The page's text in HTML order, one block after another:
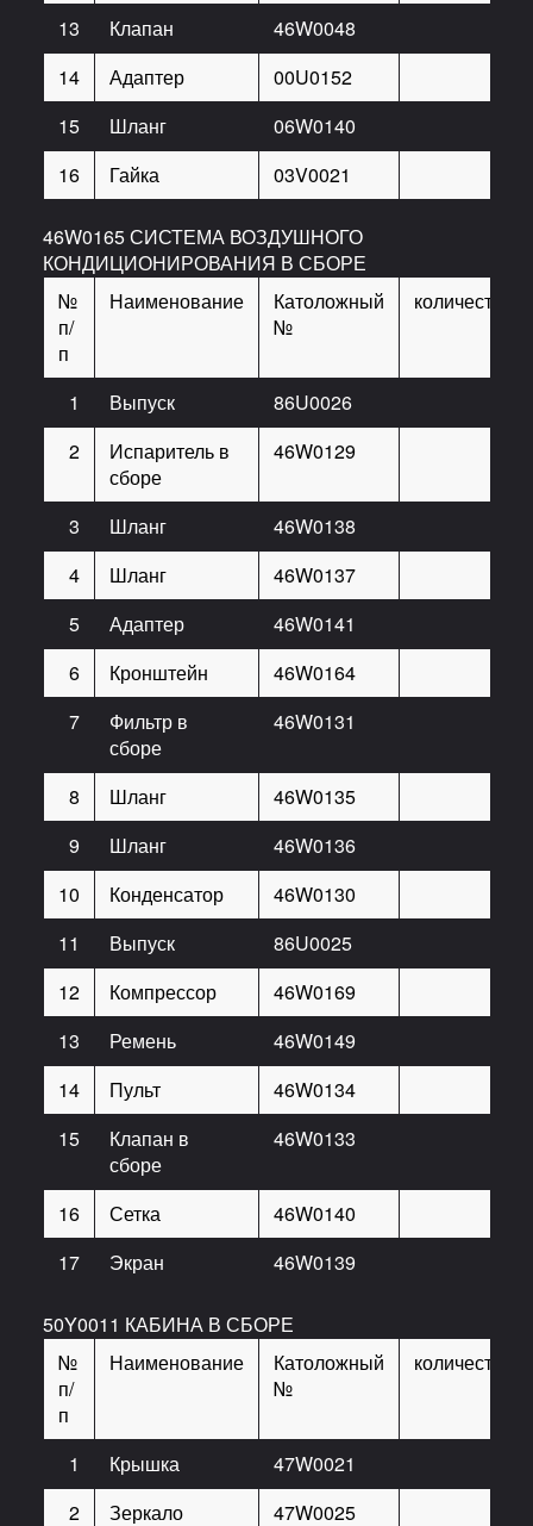
13 Клапан 46W0048
14
Адаптер 00U0152
15
Шланг 06W0140
16
Гайка 03V0021
46W0165 СИСТЕМА ВОЗДУШНОГО
КОНДИЦИОНИРОВАНИЯ В СБОРЕ
№
п/
п
Наименование
Католожный
№
количество
1 Выпуск 86U0026
2
Испаритель в
сборе
46W0129
3 Шланг 46W0138
4
Шланг 46W0137
5
Адаптер 46W0141
6
Кронштейн 46W0164
7
Фильтр в
сборе
46W0131
8 Шланг 46W0135
9
Шланг 46W0136
10
Конденсатор 46W0130
11
Выпуск 86U0025
12
Компрессор 46W0169
13
Ремень 46W0149
14
Пульт 46W0134
15
Клапан в
сборе
46W0133
16 Сетка 46W0140
17
Экран 46W0139
50Y0011 КАБИНА В СБОРЕ
№
п/
п
Наименование
Католожный
№
количество
1 Крышка 47W0021
2
Зеркало 47W0025